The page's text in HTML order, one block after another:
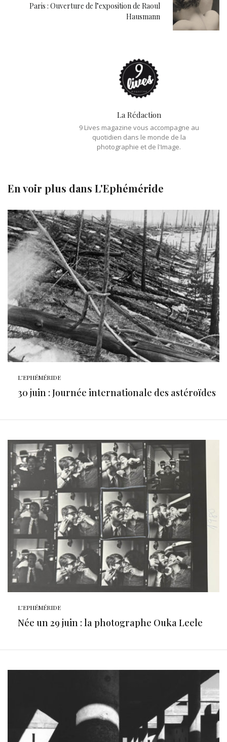
Paris : Ouverture de l’exposition de Raoul
Hausmann
La Rédaction
9 Lives magazine vous accompagne au
quotidien dans le monde de la
photographie et de l'Image.
En voir plus dans L'Ephéméride
L'EPHÉMÉRIDE
30 juin : Journée internationale des astéroïdes
L'EPHÉMÉRIDE
Née un 29 juin : la photographe Ouka Leele